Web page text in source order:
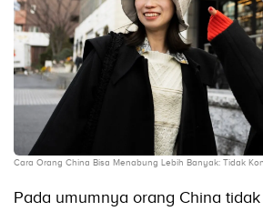
Cara Orang China Bisa Menabung Lebih Banyak: Tidak
Pada umumnya orang China